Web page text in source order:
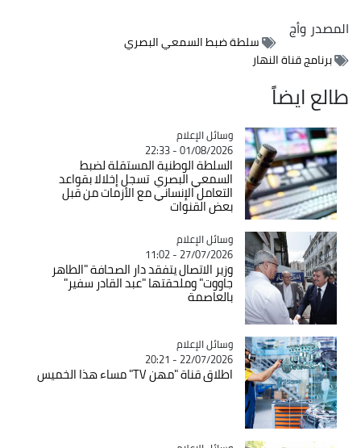
المصدروأج
سلطة ضبط السمعي البصري
برنامج قناة النهار
طالع ايضاً
Catégorie
وسائل الإعلام
01/08/2026 - 22:33
السلطة الوطنية المستقلة لضبط
السمعي البصري تسجل إخلالا بقواعد
التعامل الإنساني مع الأزمات من قبل
بعض القنوات
Catégorie
وسائل الإعلام
27/07/2026 - 11:02
وزير الاتصال يتفقد دار الصحافة "الطاهر
جاووت" وملحقتها "عبد القادر سفير"
بالعاصمة
Catégorie
وسائل الإعلام
22/07/2026 - 20:21
اطلاق قناة "مهن TV" مساء هذا الخميس